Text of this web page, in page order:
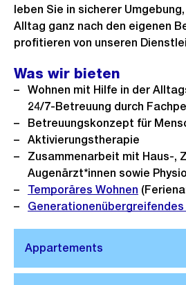
leben Sie in sicherer
Alltag ganz nach den eigenen
profitieren von unseren
Was wir bieten
Wohnen mit Hilfe in der
24/7-Betreuung durch
Betreuungskonzept für
Aktivierungstherapie
Zusammenarbeit mit Haus-,
Augenärzt*innen sowie
Temporäres Wohnen
Generationenübergreifendes